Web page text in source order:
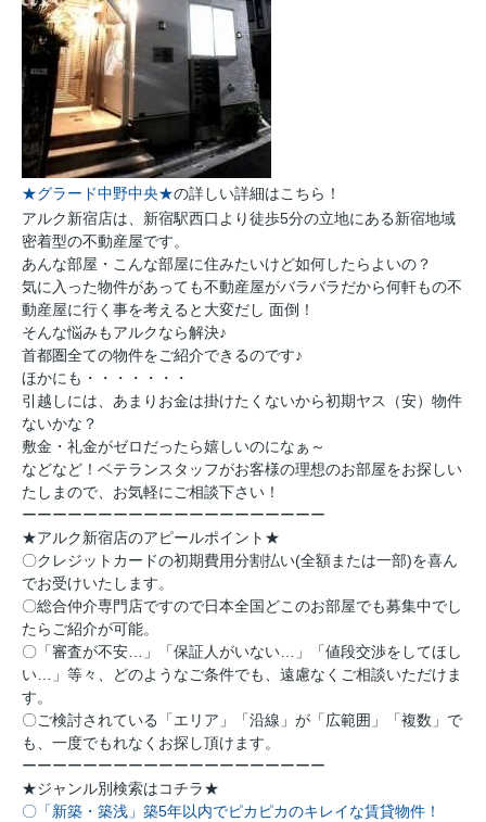
★グラード中野中央★の詳しい詳細はこちら！
アルク新宿店は、新宿駅西口より徒歩5分の立地にある新宿地域
密着型の不動産屋です。
あんな部屋・こんな部屋に住みたいけど如何したらよいの？
気に入った物件があっても不動産屋がバラバラだから何軒もの不
動産屋に行く事を考えると大変だし 面倒！
そんな悩みもアルクなら解決♪
首都圏全ての物件をご紹介できるのです♪
ほかにも・・・・・・・
引越しには、あまりお金は掛けたくないから初期ヤス（安）物件
ないかな？
敷金・礼金がゼロだったら嬉しいのになぁ～
などなど！ベテランスタッフがお客様の理想のお部屋をお探しい
たしまので、お気軽にご相談下さい！
ーーーーーーーーーーーーーーーーーーーー
★アルク新宿店のアピールポイント★
〇クレジットカードの初期費用分割払い(全額または一部)を喜ん
でお受けいたします。
〇総合仲介専門店ですので日本全国どこのお部屋でも募集中でし
たらご紹介が可能。
〇「審査が不安…」「保証人がいない…」「値段交渉をしてほし
い…」等々、どのようなご条件でも、遠慮なくご相談いただけま
す。
〇ご検討されている「エリア」「沿線」が「広範囲」「複数」で
も、一度でもれなくお探し頂けます。
ーーーーーーーーーーーーーーーーーーーー
★ジャンル別検索はコチラ★
〇「新築・築浅」築5年以内でピカピカのキレイな賃貸物件！